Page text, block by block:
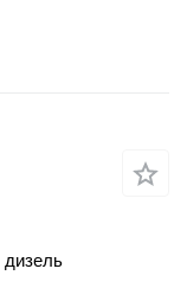
дизель